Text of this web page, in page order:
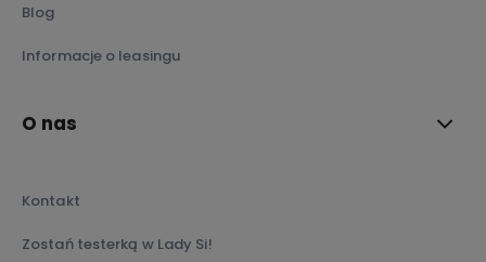
Blog
Informacje o leasingu
O nas
Kontakt
Zostań testerką w Lady Si!